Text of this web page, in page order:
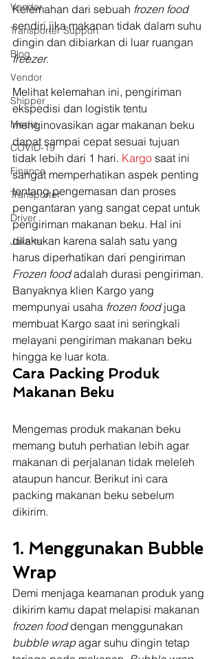
Vendor
Transporter Support
Blog
Vendor
Shipper
Media
COVID-19
Finance
Transporter
Driver
Jakarta
Kelemahan dari sebuah frozen food
sendiri jika makanan tidak dalam suhu
dingin dan dibiarkan di luar ruangan
freezer.
Melihat kelemahan ini, pengiriman
ekspedisi dan logistik tentu
menginovasikan agar makanan beku
dapat sampai cepat sesuai tujuan
tidak lebih dari 1 hari. Kargo saat ini
sangat memperhatikan aspek penting
tentang pengemasan dan proses
pengantaran yang sangat cepat untuk
pengiriman makanan beku. Hal ini
dilakukan karena salah satu yang
harus diperhatikan dari pengiriman
Frozen food adalah durasi pengiriman.
Banyaknya klien Kargo yang
mempunyai usaha frozen food juga
membuat Kargo saat ini seringkali
melayani pengiriman makanan beku
hingga ke luar kota.
Cara Packing Produk
Makanan Beku
Mengemas produk makanan beku
memang butuh perhatian lebih agar
makanan di perjalanan tidak meleleh
ataupun hancur. Berikut ini cara
packing makanan beku sebelum
dikirim.
1. Menggunakan Bubble
Wrap
Demi menjaga keamanan produk yang
dikirim kamu dapat melapisi makanan
frozen food dengan menggunakan
bubble wrap agar suhu dingin tetap